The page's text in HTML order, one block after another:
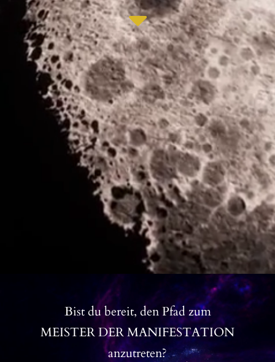
Bist du bereit, den Pfad zum
MEISTER DER MANIFESTATION
anzutreten?